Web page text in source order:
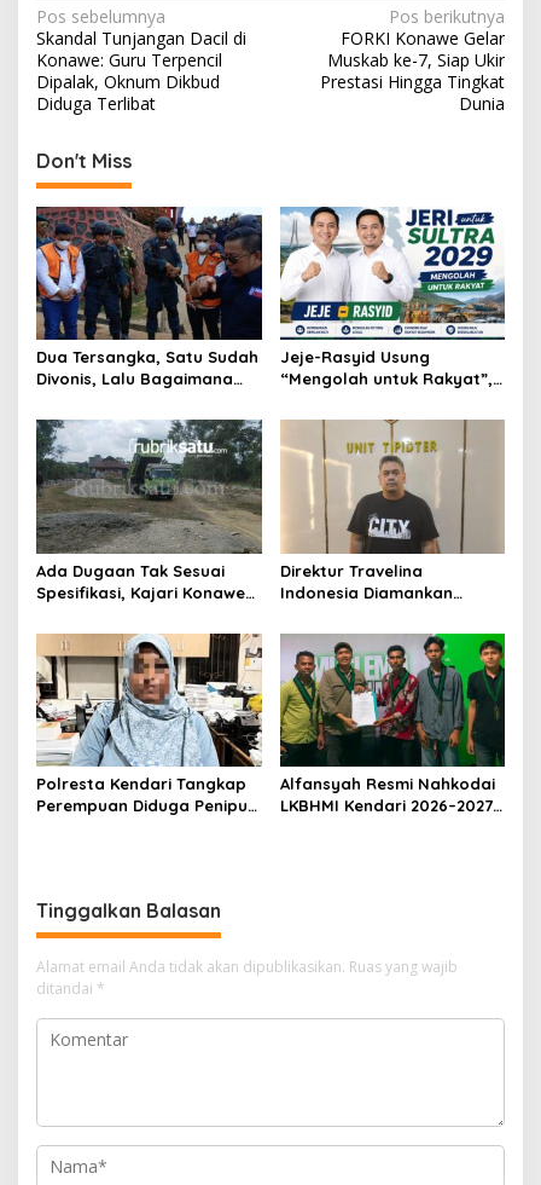
N
a
v
i
g
a
s
i
p
o
s
Pos sebelumnya
Skandal Tunjangan Dacil di
Konawe: Guru Terpencil
Dipalak, Oknum Dikbud
Diduga Terlibat
Pos berikutnya
FORKI Konawe Gelar
Muskab ke-7, Siap Ukir
Prestasi Hingga Tingkat
Dunia
Don't Miss
Dua Tersangka, Satu Sudah
Divonis, Lalu Bagaimana
Jeje-Rasyid Usung
“Mengolah untuk Rakyat”,
Menuju 2029
Ada Dugaan Tak Sesuai
Spesifikasi, Kajari Konawe
Rupbasan Rp1,9 Miliar
Dihentikan
Direktur Travelina
Indonesia Diamankan
Penelantaran Jemaah
Umrah Masuk Babak Baru
Polresta Kendari Tangkap
Perempuan Diduga Penipu
Alfansyah Resmi Nahkodai
LKBHMI Kendari 2026–2027,
Tinggalkan Balasan
Alamat email Anda tidak akan dipublikasikan. Ruas yang wajib
ditandai *